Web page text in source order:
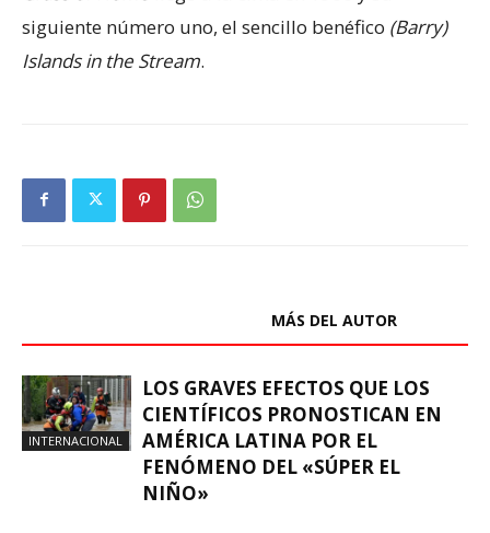
siguiente número uno, el sencillo benéfico (Barry)
Islands in the Stream.
MÁS DEL AUTOR
INTERNACIONAL
LOS GRAVES EFECTOS QUE LOS
CIENTÍFICOS PRONOSTICAN EN
AMÉRICA LATINA POR EL
FENÓMENO DEL «SÚPER EL
NIÑO»